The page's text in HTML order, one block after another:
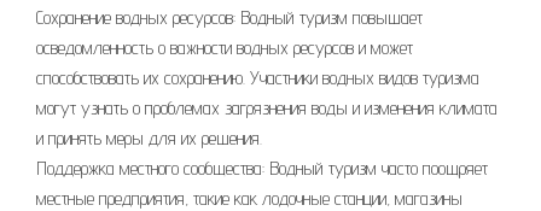
Сохранение водных ресурсов: Водный туризм повышает
осведомленность о важности водных ресурсов и может
способствовать их сохранению. Участники водных видов туризма
могут узнать о проблемах загрязнения воды и изменения климата
и принять меры для их решения.
Поддержка местного сообщества: Водный туризм часто поощряет
местные предприятия, такие как лодочные станции, магазины